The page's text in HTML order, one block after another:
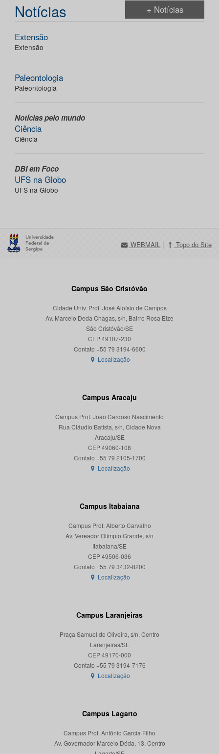
Notícias + Notícias
Extensão
Extensão
Paleontologia
Paleontologia
Notícias pelo mundo
Ciência
Ciência
DBI em Foco
UFS na Globo
UFS na Globo
WEBMAIL | Topo do Site
Campus São Cristóvão
Cidade Univ. Prof. José Aloísio de Campos
Av. Marcelo Deda Chagas, s/n, Bairro Rosa Elze
São Cristóvão/SE
CEP 49107-230
Localização
Campus Aracaju
Campus Prof. João Cardoso Nascimento
Rua Cláudio Batista, s/n, Cidade Nova
Aracaju/SE
CEP 49060-108
Localização
Campus Itabaiana
Campus Prof. Alberto Carvalho
Av. Vereador Olímpio Grande, s/n
Itabaiana/SE
CEP 49506-036
Localização
Campus Laranjeiras
Praça Samuel de Oliveira, s/n, Centro
Laranjeiras/SE
CEP 49170-000
Localização
Campus Lagarto
Campus Prof. Antônio Garcia Filho
Av. Governador Marcelo Déda, 13, Centro